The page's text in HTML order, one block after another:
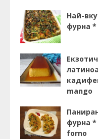
Най-
фурна *
mango
фурна
forno